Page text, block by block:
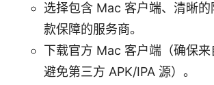
选择包含 Mac 客户端、清晰的
款保障的服务商。
下载官方 Mac 客户端（确保来
避免第三方 APK/IPA 源）。